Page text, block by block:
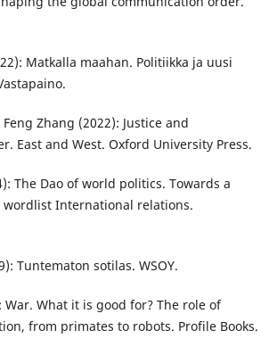
Matkalla maahan. Politiikka ja uusi
Zhang (2022): Justice and
East and West. Oxford University Press.
The Dao of world politics. Towards a
wordlist International relations.
Tuntematon sotilas. WSOY.
What it is good for? The role of
from primates to robots. Profile Books.